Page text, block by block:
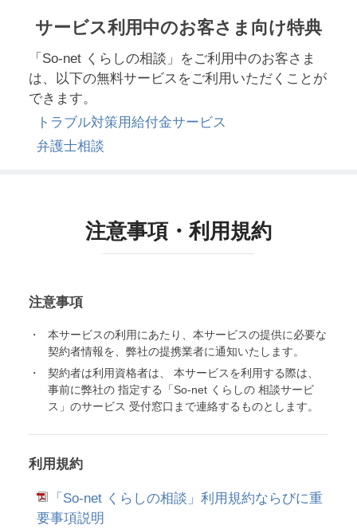
サービス利用中のお客さま向け特典
「So-net くらしの相談」をご利用中のお客さま
は、以下の無料サービスをご利用いただくことが
できます。
トラブル対策用給付金サービス
弁護士相談
注意事項・利用規約
注意事項
本サービスの利用にあたり、本サービスの提供に必要な
契約者情報を、弊社の提携業者に通知いたします。
契約者は利用資格者は、 本サービスを利用する際は、
事前に弊社の 指定する「So-net くらしの 相談サービ
ス」のサービス 受付窓口まで連絡するものとします。
利用規約
「So-net くらしの相談」利用規約ならびに重
要事項説明